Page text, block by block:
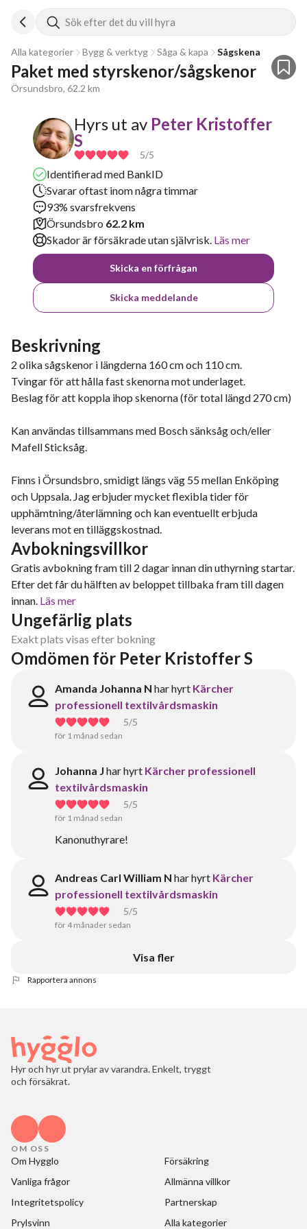
Sök efter det du vill hyra
Alla kategorier Bygg & verktyg Såga & kapa Sågskena
Paket med styrskenor/sågskenor
Örsundsbro, 62.2 km
Hyrs ut av Peter Kristoffer
S
5/5
Identifierad med BankID
Svarar oftast inom några timmar
93% svarsfrekvens
Örsundsbro 62.2 km
Skador är försäkrade utan självrisk. Läs mer
Skicka en förfrågan
Skicka meddelande
Beskrivning
2 olika sågskenor i längderna 160 cm och 110 cm.
Tvingar för att hålla fast skenorna mot underlaget.
Beslag för att koppla ihop skenorna (för total längd 270 cm)
Kan användas tillsammans med Bosch sänksåg och/eller
Mafell Sticksåg.
Finns i Örsundsbro, smidigt längs väg 55 mellan Enköping
och Uppsala. Jag erbjuder mycket flexibla tider för
upphämtning/återlämning och kan eventuellt erbjuda
leverans mot en tilläggskostnad.
Avbokningsvillkor
Gratis avbokning fram till 2 dagar innan din uthyrning startar.
Efter det får du hälften av beloppet tillbaka fram till dagen
innan. Läs mer
Ungefärlig plats
Exakt plats visas efter bokning
Omdömen för Peter Kristoffer S
Amanda Johanna N har hyrt Kärcher
professionell textilvårdsmaskin
5/5
för 1 månad sedan
Johanna J har hyrt Kärcher professionell
textilvårdsmaskin
5/5
för 1 månad sedan
Kanonuthyrare!
Andreas Carl William N har hyrt Kärcher
professionell textilvårdsmaskin
5/5
för 4 månader sedan
Visa fler
Rapportera annons
Hyr och hyr ut prylar av varandra. Enkelt, tryggt
och försäkrat.
OM OSS
Om Hygglo
Försäkring
Vanliga frågor
Allmänna villkor
Integritetspolicy
Partnerskap
Prylsvinn
Alla kategorier